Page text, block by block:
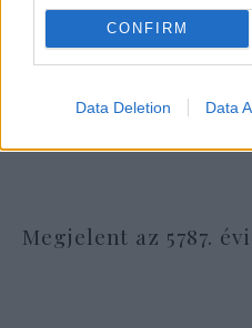
CONFIRM
Data Deletion Data
Megjelent az 5787.